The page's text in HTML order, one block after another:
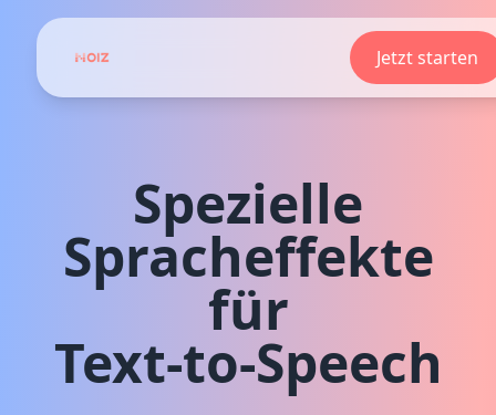
Jetzt starten
Spezielle
Spracheffekte
für
Text‑to‑Speech